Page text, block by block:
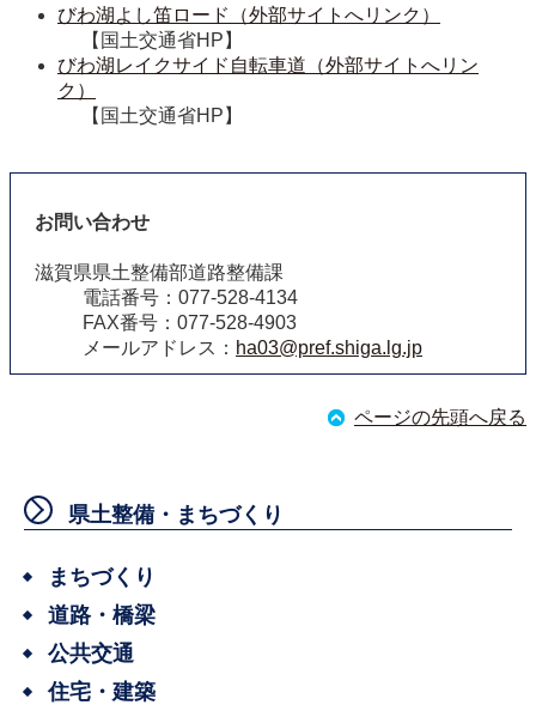
びわ湖よし笛ロード（外部サイトへリンク）
【国土交通省HP】
びわ湖レイクサイド自転車道（外部サイトへリン
ク）
【国土交通省HP】
お問い合わせ
滋賀県県土整備部道路整備課
電話番号：077-528-4134
FAX番号：077-528-4903
メールアドレス： ha03@pref.shiga.lg.jp
ページの先頭へ戻る
県土整備・まちづくり
まちづくり
道路・橋梁
公共交通
住宅・建築